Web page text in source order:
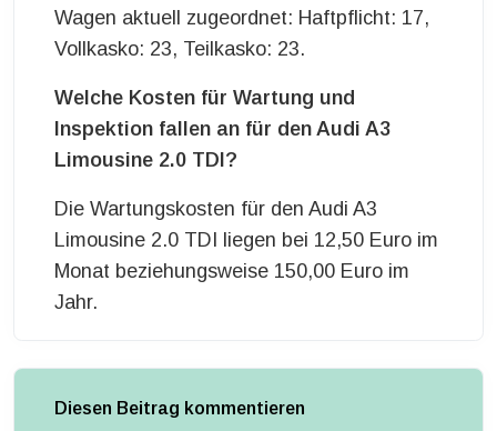
Wagen aktuell zugeordnet: Haftpflicht: 17,
Vollkasko: 23, Teilkasko: 23.
Welche Kosten für Wartung und
Inspektion fallen an für den Audi A3
Limousine 2.0 TDI?
Die Wartungskosten für den Audi A3
Limousine 2.0 TDI liegen bei 12,50 Euro im
Monat beziehungsweise 150,00 Euro im
Jahr.
Diesen Beitrag kommentieren